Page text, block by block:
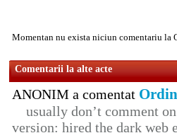
Momentan nu exista niciun comentariu la
Comentarii la alte acte
ANONIM a comentat
usually don’t comment
version: hired the dark web